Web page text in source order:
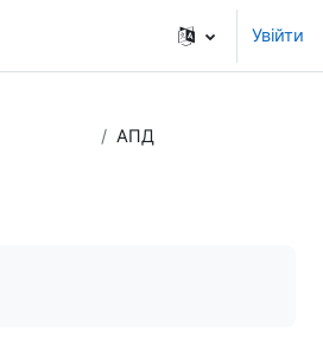
Увійти
АПД